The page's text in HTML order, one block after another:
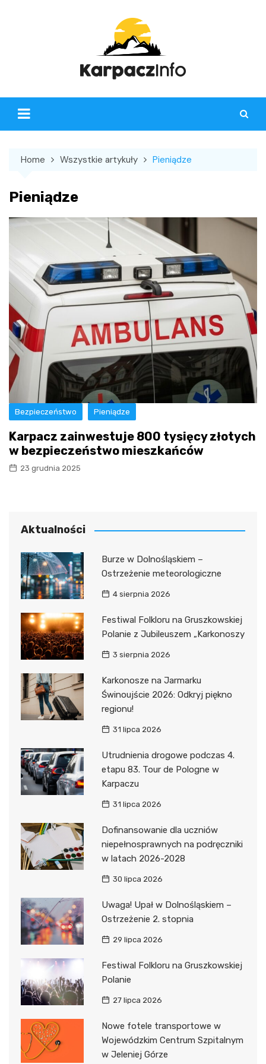
Home Wszystkie artykuły Pieniądze
Pieniądze
Bezpieczeństwo Pieniądze
Karpacz zainwestuje 800 tysięcy złotych
w bezpieczeństwo mieszkańców
23 grudnia 2025
Aktualności
Burze w Dolnośląskiem –
Ostrzeżenie meteorologiczne
4 sierpnia 2026
Festiwal Folkloru na Gruszkowskiej
Polanie z Jubileuszem „Karkonoszy
3 sierpnia 2026
Karkonosze na Jarmarku
Świnoujście 2026: Odkryj piękno
regionu!
31 lipca 2026
Utrudnienia drogowe podczas 4.
etapu 83. Tour de Pologne w
Karpaczu
31 lipca 2026
Dofinansowanie dla uczniów
niepełnosprawnych na podręczniki
w latach 2026-2028
30 lipca 2026
Uwaga! Upał w Dolnośląskiem –
Ostrzeżenie 2. stopnia
29 lipca 2026
Festiwal Folkloru na Gruszkowskiej
Polanie
27 lipca 2026
Nowe fotele transportowe w
Wojewódzkim Centrum Szpitalnym
w Jeleniej Górze